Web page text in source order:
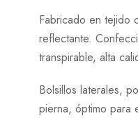
Fabricado en tejido
reflectante.
transpirable, alta
Bolsillos laterales,
pierna, óptimo para